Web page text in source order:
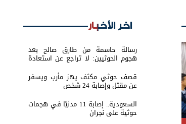
اخر الأخبار
رسالة حاسمة من طارق صالح بعد
هجوم الحوثيين: لا تراجع عن استعادة
الدولة
قصف حوثي مكثف يهز مأرب ويسفر
عن مقتل وإصابة 24 شخص
السعودية.. إصابة 11 مدنيًا في هجمات
حوثية على نجران